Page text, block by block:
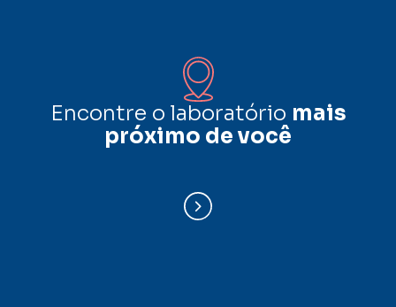
Encontre o laboratório mais
próximo de você